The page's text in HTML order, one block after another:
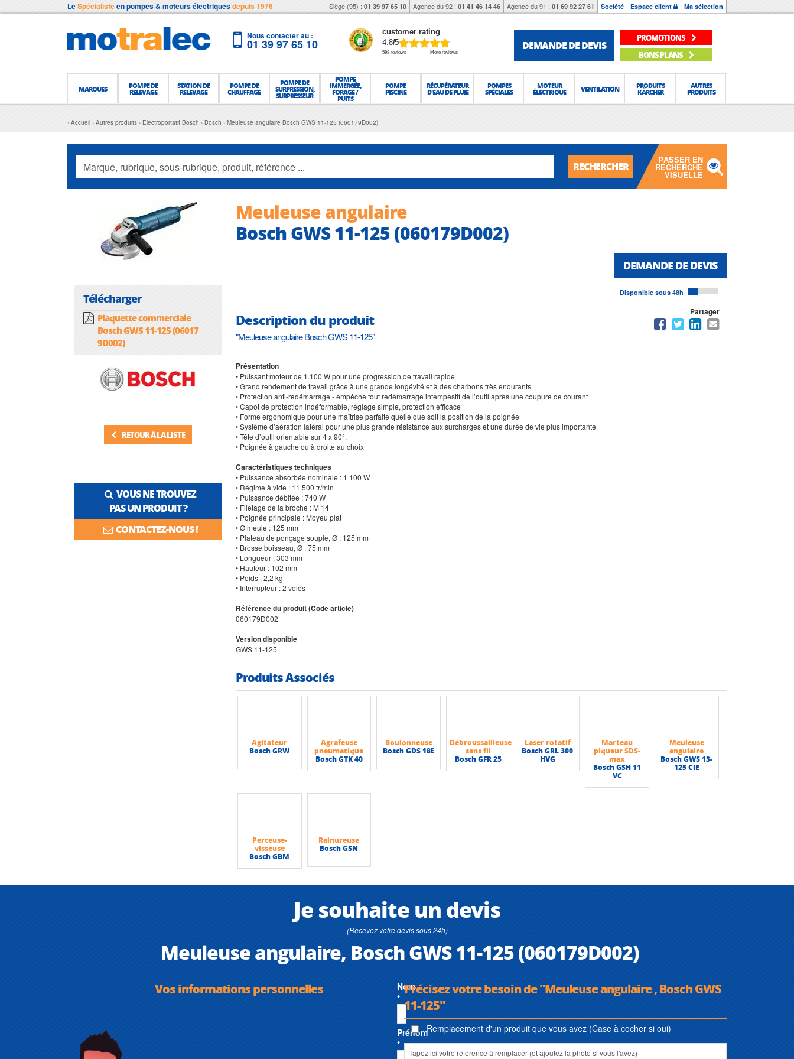
LeSpécialisteen pompes & moteurs électriquesdepuis 1976 Siège (95) : 01 39 97 65 10 Agence du 92 : 01 41 46 14 46 Agence du 91 : 01 69 92 27 61 Société Espace client Ma sélection
Nous contacter au :
01 39 97 65 10
customer rating
4.8/5
598 reviews More reviews
DEMANDE DE DEVIS
PROMOTIONS
BONS PLANS
MARQUES POMPE DE
RELEVAGE
STATION DE
RELEVAGE
POMPE DE
CHAUFFAGE
POMPE DE
SURPRESSION,
SURPRESSEUR
POMPE
IMMERGÉE,
FORAGE /
PUITS
POMPE
PISCINE
RÉCUPÉRATEUR
D'EAU DE PLUIE
POMPES
SPÉCIALES
MOTEUR
ÉLECTRIQUE VENTILATION PRODUITS
KÄRCHER
AUTRES
PRODUITS
Accueil Autres produits Electroportatif Bosch Bosch Meuleuse angulaire Bosch GWS 11-125 (060179D002)
RECHERCHER
PASSER EN
RECHERCHE
VISUELLE
Télécharger
Plaquette commerciale
Bosch GWS 11-125 (06017
9D002)
RETOUR À LA LISTE
VOUS NE TROUVEZ
PAS UN PRODUIT ?
CONTACTEZ-NOUS !
Meuleuse angulaire
Bosch GWS 11-125 (060179D002)
DEMANDE DE DEVIS
Disponible sous 48h
Description du produit
"Meuleuse angulaire Bosch GWS 11-125"
Partager
Présentation
• Puissant moteur de 1.100 W pour une progression de travail rapide
• Grand rendement de travail grâce à une grande longévité et à des charbons très endurants
• Protection anti-redémarrage - empêche tout redémarrage intempestif de l’outil après une coupure de courant
• Capot de protection indéformable, réglage simple, protection efficace
• Forme ergonomique pour une maîtrise parfaite quelle que soit la position de la poignée
• Système d’aération latéral pour une plus grande résistance aux surcharges et une durée de vie plus importante
• Tête d’outil orientable sur 4 x 90°.
• Poignée à gauche ou à droite au choix
Caractéristiques techniques
• Puissance absorbée nominale : 1 100 W
• Régime à vide : 11 500 tr/min
• Puissance débitée : 740 W
• Filetage de la broche : M 14
• Poignée principale : Moyeu plat
• Ø meule : 125 mm
• Plateau de ponçage souple, Ø : 125 mm
• Brosse boisseau, Ø : 75 mm
• Longueur : 303 mm
• Hauteur : 102 mm
• Poids : 2,2 kg
• Interrupteur : 2 voies
Référence du produit (Code article)
060179D002
Version disponible
GWS 11-125
Produits Associés
Agitateur
Bosch GRW
Agrafeuse
pneumatique
Bosch GTK 40
Boulonneuse
Bosch GDS 18E
Débroussailleuse
sans fil
Bosch GFR 25
Laser rotatif
Bosch GRL 300
HVG
Marteau
piqueur SDS-
max
Bosch GSH 11
VC
Meuleuse
angulaire
Bosch GWS 13-
125 CIE
Perceuse-
visseuse
Bosch GBM
Rainureuse
Bosch GSN
Je souhaite un devis
(Recevez votre devis sous 24h)
Meuleuse angulaire, Bosch GWS 11-125 (060179D002)
Vos informations personnelles
Nom
*
Prénom
*
Précisez votre besoin de "Meuleuse angulaire , Bosch GWS
11-125"
Remplacement d'un produit que vous avez (Case à cocher si oui)